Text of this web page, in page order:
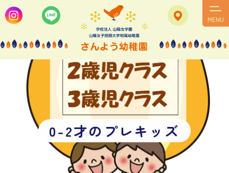
MENU
0-2才の プレキ ッ ズ